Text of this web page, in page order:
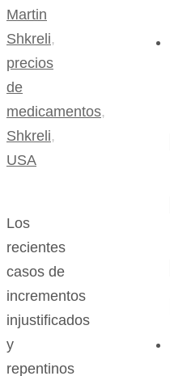
Martin
Shkreli,
precios
de
medicamentos,
Shkreli,
USA
Los
recientes
casos de
incrementos
injustificados
y
repentinos